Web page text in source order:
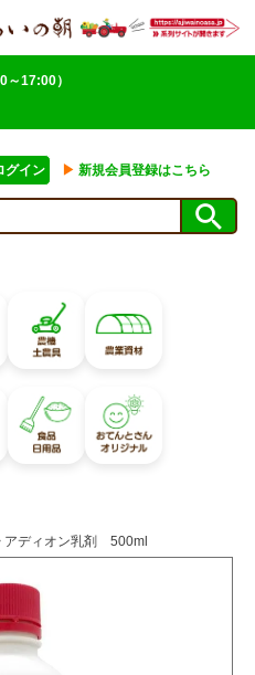
～17:00）
グイン ▶︎ 新規会員登録はこちら
アディオン乳剤 500ml